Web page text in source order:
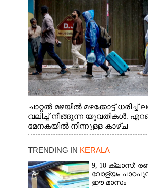
വാത്തുരുത്തിയിൽ നിന്നുള്ള
ചാറ്റൽ മഴയിൽ മഴക്കോട്ട് ധരിച്ച്
വലിച്ച് നീങ്ങുന്ന യുവതികൾ.
മേനകയിൽ നിന്നുള്ള കാഴ്ച
TRENDING IN KERALA
9, 10 ക്ലാസ്:
വോള്യം
ഈ മാസം